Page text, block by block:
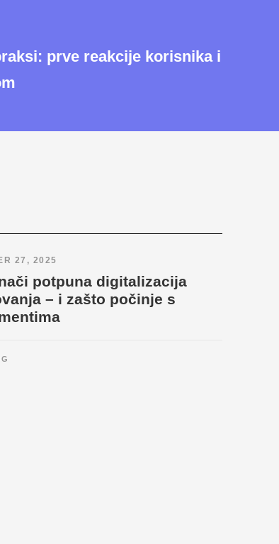
prve reakcije korisnika i
27, 2025
potpuna digitalizacija
– i zašto počinje s